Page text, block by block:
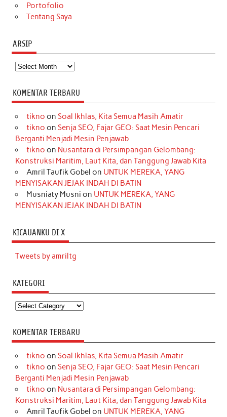
Portofolio
Tentang Saya
ARSIP
Arsip
KOMENTAR TERBARU
tikno on Soal Ikhlas, Kita Semua Masih Amatir
tikno on Senja SEO, Fajar GEO: Saat Mesin Pencari
Berganti Menjadi Mesin Penjawab
tikno on Nusantara di Persimpangan Gelombang:
Konstruksi Maritim, Laut Kita, dan Tanggung Jawab Kita
Amril Taufik Gobel on UNTUK MEREKA, YANG
MENYISAKAN JEJAK INDAH DI BATIN
Musniaty Musni on UNTUK MEREKA, YANG
MENYISAKAN JEJAK INDAH DI BATIN
KICAUANKU DI X
Tweets by amriltg
KATEGORI
Kategori
KOMENTAR TERBARU
tikno on Soal Ikhlas, Kita Semua Masih Amatir
tikno on Senja SEO, Fajar GEO: Saat Mesin Pencari
Berganti Menjadi Mesin Penjawab
tikno on Nusantara di Persimpangan Gelombang:
Konstruksi Maritim, Laut Kita, dan Tanggung Jawab Kita
Amril Taufik Gobel on UNTUK MEREKA, YANG